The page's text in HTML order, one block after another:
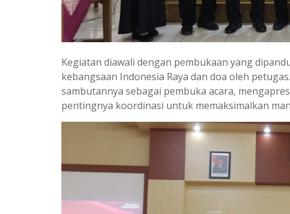
Kegiatan diawali dengan pembukaan yang
kebangsaan Indonesia Raya dan doa oleh
sambutannya sebagai pembuka acara,
pentingnya koordinasi untuk memaksimalkan